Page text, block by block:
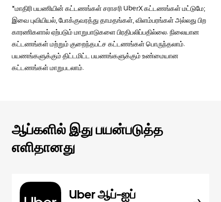
*மாதிரி பயணியின் கட்டணங்கள் சராசரி UberX கட்டணங்கள் மட்டுமே;
இவை புவியியல், போக்குவரத்து தாமதங்கள், விளம்பரங்கள் அல்லது பிற
காரணிகளால் ஏற்படும் மாறுபாடுகளை பிரதிபலிப்பதில்லை. நிலையான
கட்டணங்கள் மற்றும் குறைந்தபட்ச கட்டணங்கள் பொருந்தலாம்.
பயணங்களுக்கும் திட்டமிட்ட பயணங்களுக்கும் உண்மையான
கட்டணங்கள் மாறுபடலாம்.
ஆப்களில் இது பயன்படுத்த
எளிதானது
Uber ஆப்-ஐப்